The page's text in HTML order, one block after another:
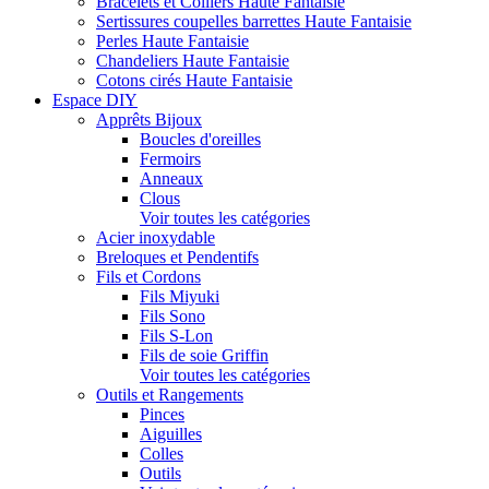
Sertissures coupelles barrettes Haute Fantaisie
Perles Haute Fantaisie
Chandeliers Haute Fantaisie
Cotons cirés Haute Fantaisie
Espace DIY
Apprêts Bijoux
Boucles d'oreilles
Fermoirs
Anneaux
Clous
Voir toutes les catégories
Acier inoxydable
Breloques et Pendentifs
Fils et Cordons
Fils Miyuki
Fils Sono
Fils S-Lon
Fils de soie Griffin
Voir toutes les catégories
Outils et Rangements
Pinces
Aiguilles
Colles
Outils